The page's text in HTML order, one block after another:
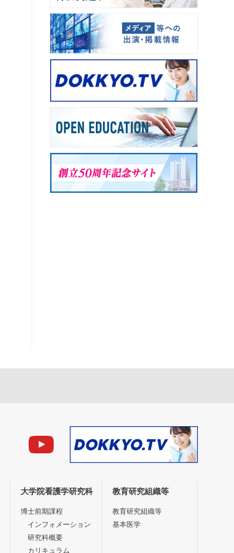
大学院看護学研究科
博士前期課程
インフォメーション
研究科概要
カリキュラム
教育研究組織等
教育研究組織等
基本医学